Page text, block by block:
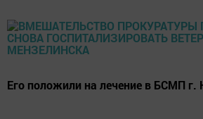
Его положили на лечение в БСМП